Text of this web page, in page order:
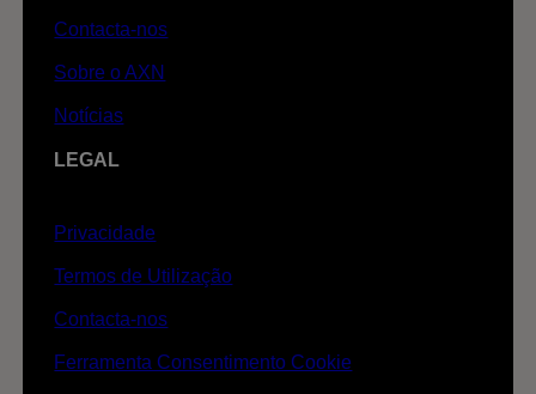
Contacta-nos
Sobre o AXN
Notícias
LEGAL
Privacidade
Termos de Utilização
Contacta-nos
Ferramenta Consentimento Cookie